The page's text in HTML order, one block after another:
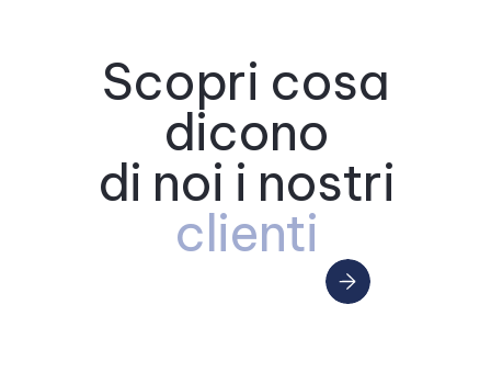
Scopri cosa
dicono
di noi i nostri
clienti